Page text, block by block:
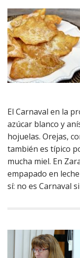
El Carnaval en la
azúcar blanco y
hojuelas. Orejas,
también es típico
mucha miel. En
empapado en
sí: no es Carnaval